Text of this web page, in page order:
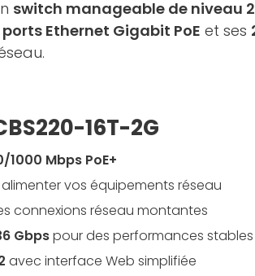
switch manageable de niveau 2
ports Ethernet Gigabit PoE et ses
16T-2G
Mbps PoE+
vos équipements réseau
connexions réseau montantes
Gbpspour des performances stables
avec interface Web simplifiée